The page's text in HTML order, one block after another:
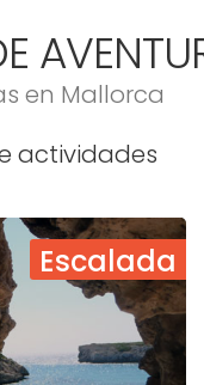
en Mallorca
actividades
Escalada